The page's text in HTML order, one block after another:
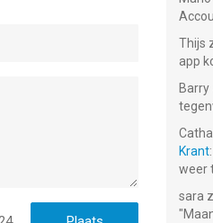
Thijs
app
Barry
Krant
weer
sara
"